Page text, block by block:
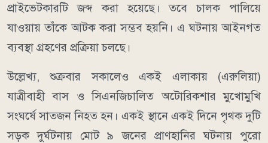
প্রাইভেটকারটি জব্দ করা হয়েছে। তবে চালক পালিয়ে
যাওয়ায় তাঁকে আটক করা সম্ভব হয়নি। এ ঘটনায় আইনগত
ব্যবস্থা গ্রহণের প্রক্রিয়া চলছে।
উল্লেখ্য, শুক্রবার সকালেও একই এলাকায় (এরুলিয়া)
যাত্রীবাহী বাস ও সিএনজিচালিত অটোরিকশার মুখোমুখি
সংঘর্ষে সাতজন নিহত হন। একই স্থানে একই দিনে পৃথক দুটি
সড়ক দুর্ঘটনায় মোট ৯ জনের প্রাণহানির ঘটনায় পুরো